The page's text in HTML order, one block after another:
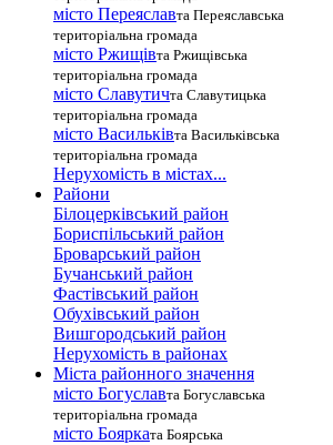
місто Переяславта Переяславська
територіальна громада
місто Ржищівта Ржищівська
територіальна громада
місто Славутичта Славутицька
територіальна громада
місто Василькiвта Васильківська
територіальна громада
Нерухомість в містах...
Райони
Білоцерківський район
Бориспільський район
Броварський район
Бучанський район
Фастівський район
Обухівський район
Вишгородський район
Нерухомість в районах
Міста районного значення
місто Богуславта Богуславська
територіальна громада
місто Боярката Боярська